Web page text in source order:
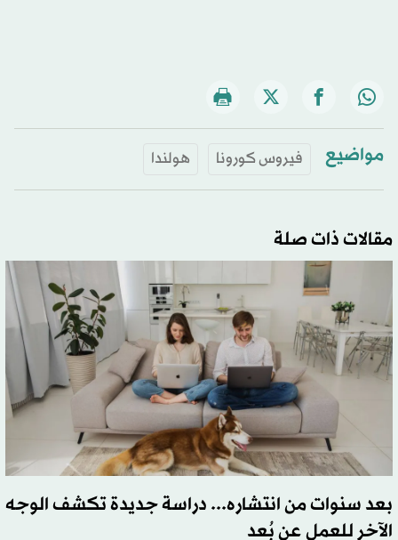
مواضيع فيروس كورونا هولندا
مقالات ذات صلة
بعد سنوات من انتشاره... دراسة جديدة تكشف الوجه
الآخر للعمل عن بُعد